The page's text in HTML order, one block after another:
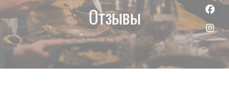
Отзывы